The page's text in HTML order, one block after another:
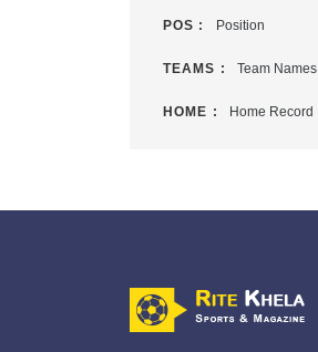
POS : Position
TEAMS : Team Names
HOME : Home Record